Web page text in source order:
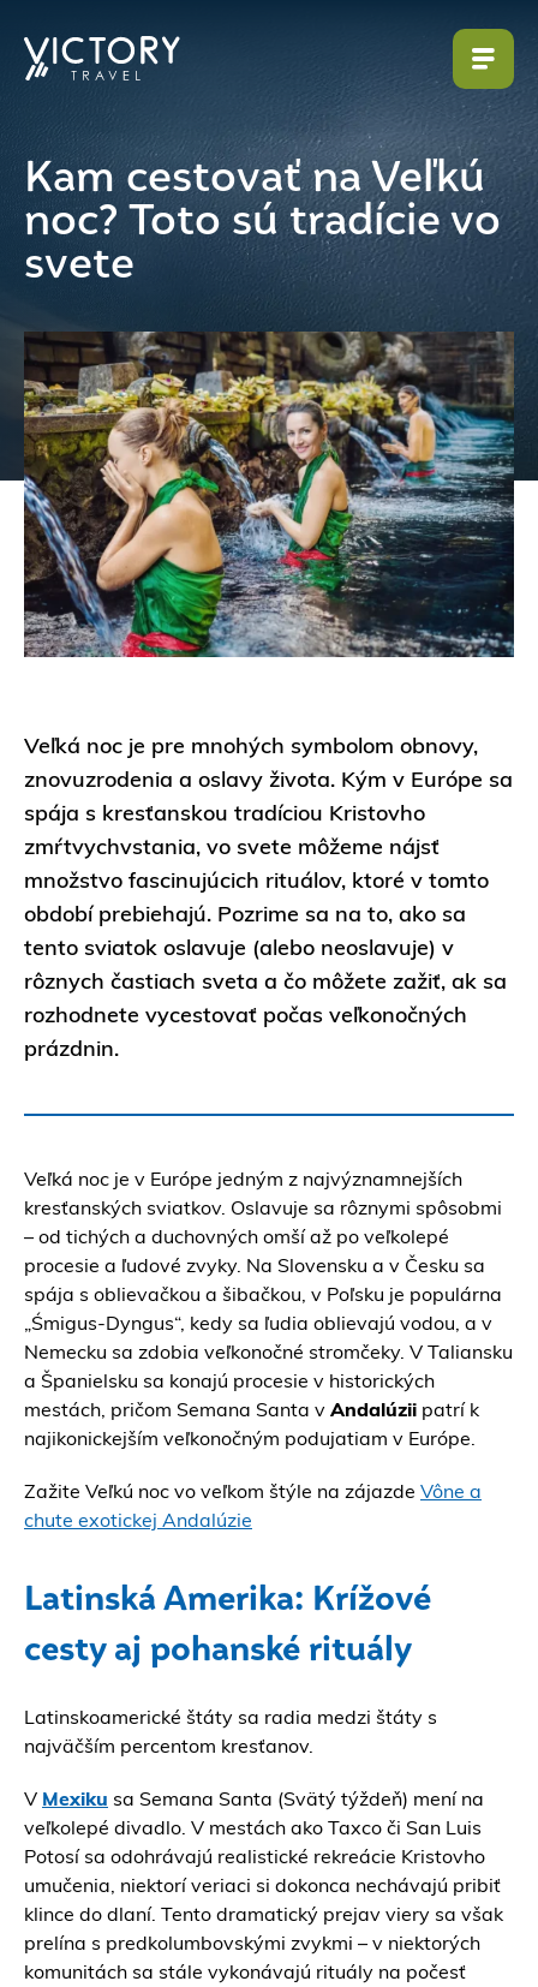
Kam cestovať na Veľkú
noc? Toto sú tradície vo
svete
Veľká noc je pre mnohých symbolom obnovy,
znovuzrodenia a oslavy života. Kým v Európe sa
spája s kresťanskou tradíciou Kristovho
zmŕtvychvstania, vo svete môžeme nájsť
množstvo fascinujúcich rituálov, ktoré v tomto
období prebiehajú. Pozrime sa na to, ako sa
tento sviatok oslavuje (alebo neoslavuje) v
rôznych častiach sveta a čo môžete zažiť, ak sa
rozhodnete vycestovať počas veľkonočných
prázdnin.
Veľká noc je v Európe jedným z najvýznamnejších
kresťanských sviatkov. Oslavuje sa rôznymi spôsobmi
– od tichých a duchovných omší až po veľkolepé
procesie a ľudové zvyky. Na Slovensku a v Česku sa
spája s oblievačkou a šibačkou, v Poľsku je populárna
„Śmigus-Dyngus“, kedy sa ľudia oblievajú vodou, a v
Nemecku sa zdobia veľkonočné stromčeky. V Taliansku
a Španielsku sa konajú procesie v historických
mestách, pričom Semana Santa v Andalúzii patrí k
najikonickejším veľkonočným podujatiam v Európe.
Zažite Veľkú noc vo veľkom štýle na zájazde Vône a
chute exotickej Andalúzie
Latinská Amerika: Krížové
cesty aj pohanské rituály
Latinskoamerické štáty sa radia medzi štáty s
najväčším percentom kresťanov.
V Mexiku sa Semana Santa (Svätý týždeň) mení na
veľkolepé divadlo. V mestách ako Taxco či San Luis
Potosí sa odohrávajú realistické rekreácie Kristovho
umučenia, niektorí veriaci si dokonca nechávajú pribiť
klince do dlaní. Tento dramatický prejav viery sa však
prelína s predkolumbovskými zvykmi – v niektorých
komunitách sa stále vykonávajú rituály na počesť